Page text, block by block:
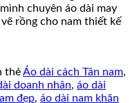
chuyên áo dài may
rồng cho nam thiết kế
thẻÁo dài cách Tân nam,
doanh nhân, áo dài
đẹp, áo dài nam khăn